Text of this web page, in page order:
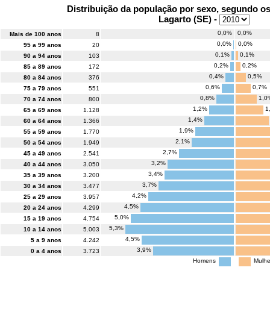
Distribuição da população por sexo, segundo
Lagarto (SE) -
Mais de 100 anos 8 0,0%
0,0%
95 a 99 anos
20 0,0%
0,0%
90 a 94 anos
103 0,1%
0,1%
85 a 89 anos
172 0,2%
0,2%
80 a 84 anos
376 0,4%
0,5%
75 a 79 anos
551 0,6%
0,7%
70 a 74 anos
800 0,8%
65 a 69 anos
1.128 1,2%
60 a 64 anos
1.366
1,4%
55 a 59 anos
1.770
1,9%
50 a 54 anos
1.949
2,1%
45 a 49 anos
2.541
2,7%
40 a 44 anos
3.050
3,2%
35 a 39 anos
3.200
3,4%
30 a 34 anos
3.477
3,7%
25 a 29 anos
3.957
4,2%
20 a 24 anos
4.299
4,5%
15 a 19 anos
4.754
5,0%
10 a 14 anos
5.003
5,3%
5 a 9 anos
4.242
4,5%
0 a 4 anos
3.723
3,9%
Homens